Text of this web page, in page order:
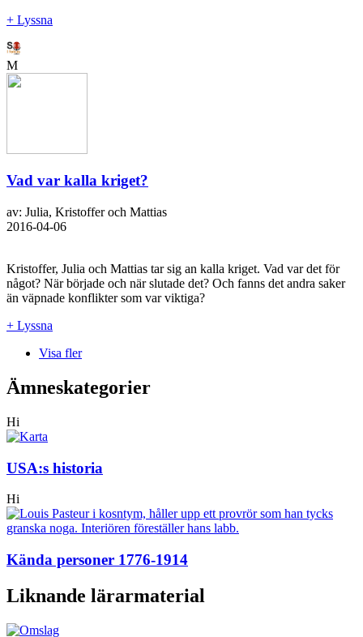
+ Lyssna
M
Vad var kalla kriget?
av: Julia, Kristoffer och Mattias
2016-04-06
Kristoffer, Julia och Mattias tar sig an kalla kriget. Vad var det för
något? När började och när slutade det? Och fanns det andra saker
än väpnade konflikter som var viktiga?
+ Lyssna
Visa fler
Ämneskategorier
Hi
USA:s historia
Hi
Kända personer 1776-1914
Liknande lärarmaterial